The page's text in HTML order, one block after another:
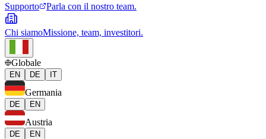
Supporto Parla con il nostro team.
Chi siamoMissione, team, investitori.
Globale
EN DE IT
Germania
DE EN
Austria
DE EN